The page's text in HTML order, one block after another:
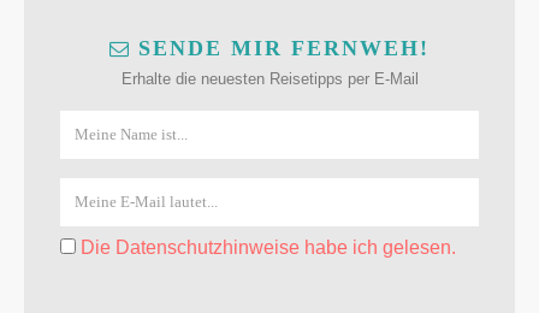
SENDE MIR FERNWEH!
Erhalte die neuesten Reisetipps per E-Mail
Die Datenschutzhinweise habe ich gelesen.